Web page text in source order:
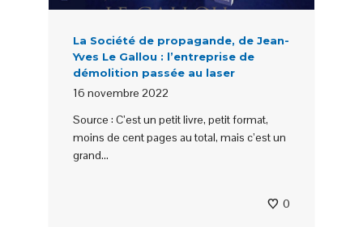
La Société de propagande, de Jean-
Yves Le Gallou : l’entreprise de
démolition passée au laser
16 novembre 2022
Source : C’est un petit livre, petit format,
moins de cent pages au total, mais c’est un
grand...
0